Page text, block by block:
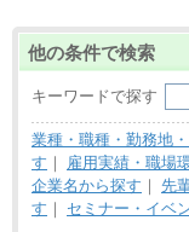
総合
エリ
※詳細
■(株
総合
※詳細
■I&J
総合
※詳細
他の条件で検索
キーワードで探す
業種・職種・勤務地
す ｜
雇用実績・職場
企業名から探す ｜ 先
す ｜ セミナー・イベ